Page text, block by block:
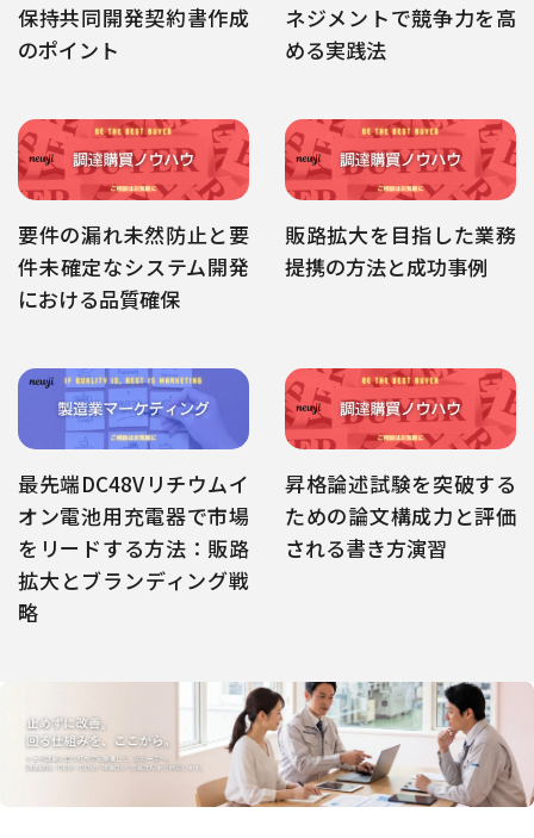
保持共同開発契約書作成
のポイント
ネジメントで競争力を高
める実践法
要件の漏れ未然防止と要
件未確定なシステム開発
における品質確保
販路拡大を目指した業務
提携の方法と成功事例
最先端DC48Vリチウムイ
オン電池用充電器で市場
をリードする方法：販路
拡大とブランディング戦
略
昇格論述試験を突破する
ための論文構成力と評価
される書き方演習